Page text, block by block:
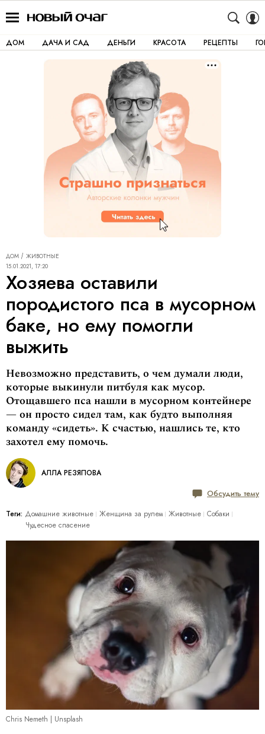
ДОМ ДАЧА И САД ДЕНЬГИ КРАСОТА РЕЦЕПТЫ
ДОМ
ЖИВОТНЫЕ
15.01.2021, 17:20
Хозяева оставили
породистого пса в мусорном
баке, но ему помогли
выжить
Невозможно представить, о чем думали люди,
которые выкинули питбуля как мусор.
Отощавшего пса нашли в мусорном контейнере
— он просто сидел там, как будто выполняя
команду «сидеть». К счастью, нашлись те, кто
захотел ему помочь.
АЛЛА РЕЗЯПОВА
Обсудить тему
Теги: Домашние животные Женщина за рулем Животные Собаки
Чудесное спасение
Chris Nemeth | Unsplash